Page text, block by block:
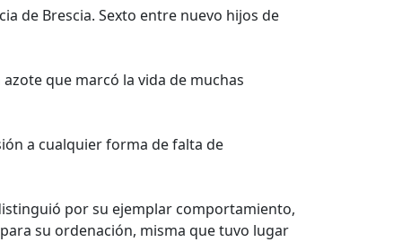
de Brescia. Sexto entre nuevo hijos de
que marcó la vida de muchas
a cualquier forma de falta de
por su ejemplar comportamiento,
su ordenación, misma que tuvo lugar